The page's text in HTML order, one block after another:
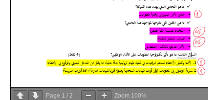
Page 1 / 2 Zoom 100%